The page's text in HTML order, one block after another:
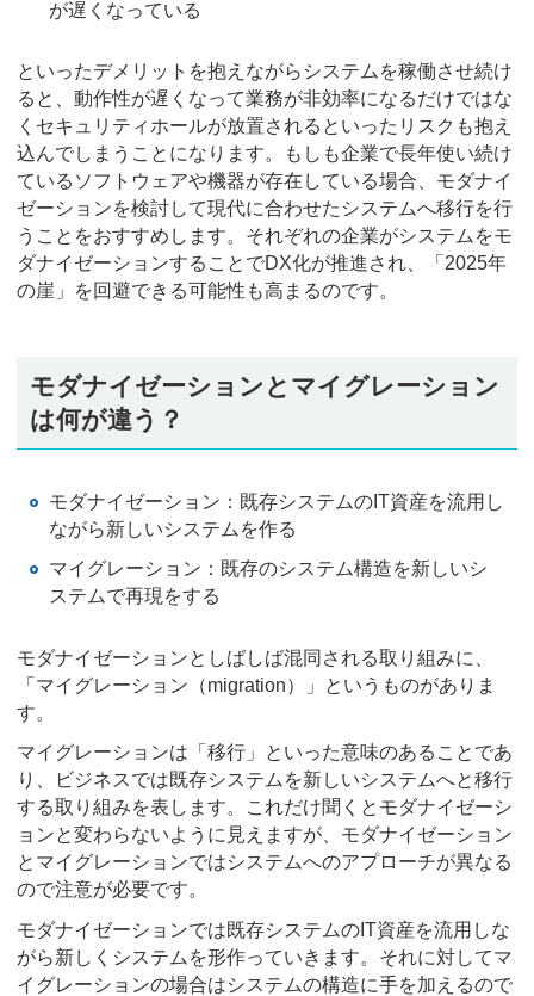
が遅くなっている
といったデメリットを抱えながらシステムを稼働させ続け
ると、動作性が遅くなって業務が非効率になるだけではな
くセキュリティホールが放置されるといったリスクも抱え
込んでしまうことになります。もしも企業で長年使い続け
ているソフトウェアや機器が存在している場合、モダナイ
ゼーションを検討して現代に合わせたシステムへ移行を行
うことをおすすめします。それぞれの企業がシステムをモ
ダナイゼーションすることでDX化が推進され、「2025年
の崖」を回避できる可能性も高まるのです。
モダナイゼーションとマイグレーション
は何が違う？
モダナイゼーション：既存システムのIT資産を流用し
ながら新しいシステムを作る
マイグレーション：既存のシステム構造を新しいシ
ステムで再現をする
モダナイゼーションとしばしば混同される取り組みに、
「マイグレーション（migration）」というものがありま
す。
マイグレーションは「移行」といった意味のあることであ
り、ビジネスでは既存システムを新しいシステムへと移行
する取り組みを表します。これだけ聞くとモダナイゼーシ
ョンと変わらないように見えますが、モダナイゼーション
とマイグレーションではシステムへのアプローチが異なる
ので注意が必要です。
モダナイゼーションでは既存システムのIT資産を流用しな
がら新しくシステムを形作っていきます。それに対してマ
イグレーションの場合はシステムの構造に手を加えるので